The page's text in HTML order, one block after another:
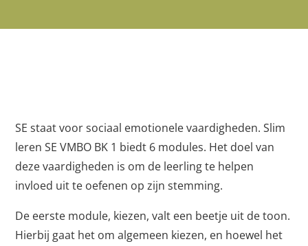
SE staat voor sociaal emotionele vaardigheden. Slim
leren SE VMBO BK 1 biedt 6 modules. Het doel van
deze vaardigheden is om de leerling te helpen
invloed uit te oefenen op zijn stemming.
De eerste module, kiezen, valt een beetje uit de toon.
Hierbij gaat het om algemeen kiezen, en hoewel het